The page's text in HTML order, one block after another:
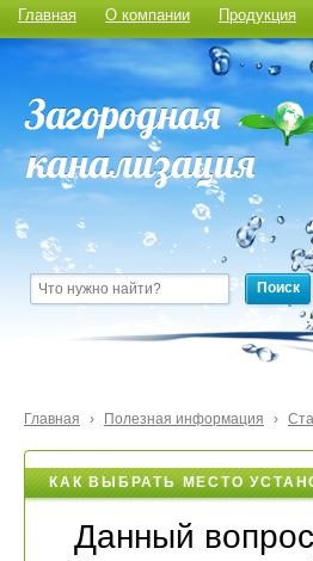
Главная О компании Продукция
Поиск
Главная › Полезная информация ›
КАК ВЫБРАТЬ МЕСТО
Данный